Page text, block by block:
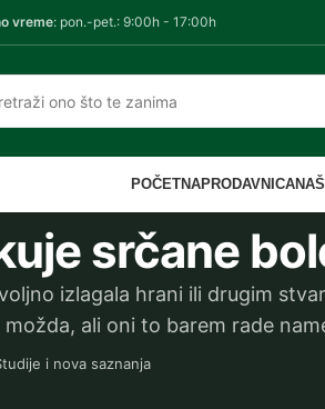
vreme: pon.-pet.: 9:00h - 17:00h
POČETNAPRODAVNICA
srčane
izlagala hrani ili drugim
ali oni to barem rade
i nova saznanja